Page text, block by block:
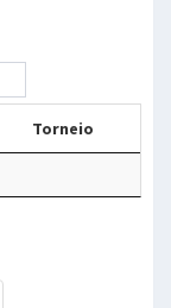
Torneio